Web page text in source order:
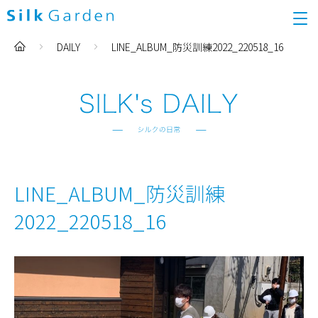
DAILY LINE_ALBUM_防災訓練2022_220518_16
LINE_ALBUM_防災訓練
2022_220518_16